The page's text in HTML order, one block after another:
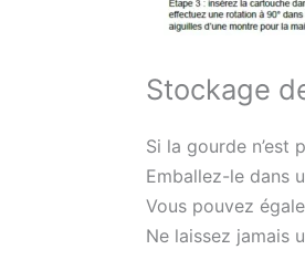
Stockage
Si la gourde
Emballez-le dans
Vous pouvez
Ne laissez jamais